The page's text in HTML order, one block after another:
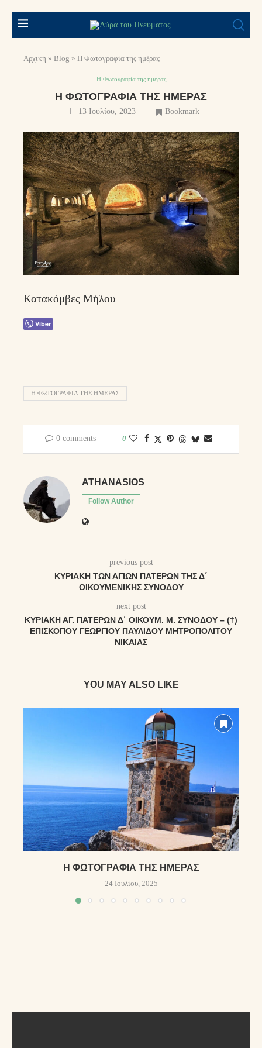
Αρχική » Blog » Η Φωτογραφία της ημέρας
Η Φωτογραφία της ημέρας
Η ΦΩΤΟΓΡΑΦΊΑ ΤΗΣ ΗΜΈΡΑΣ
13 Ιουλίου, 2023 Bookmark
Κατακόμβες Μήλου
Viber
Η ΦΩΤΟΓΡΑΦΊΑ ΤΗΣ ΗΜΈΡΑΣ
0 comments 0
ATHANASIOS
Follow Author
previous post
ΚΥΡΙΑΚΉ ΤΩΝ ΑΓΊΩΝ ΠΑΤΈΡΩΝ ΤΗΣ Δ΄
ΟΙΚΟΥΜΕΝΙΚΉΣ ΣΥΝΌΔΟΥ
next post
ΚΥΡΙΑΚΉ ἉΓ. ΠΑΤΈΡΩΝ Δ΄ ΟἸΚΟΥΜ. Μ. ΣΥΝΌΔΟΥ – (†)
ἘΠΙΣΚΌΠΟΥ ΓΕΩΡΓΊΟΥ ΠΑΥΛΊΔΟΥ ΜΗΤΡΟΠΟΛΊΤΟΥ
ΝΙΚΑΊΑΣ
YOU MAY ALSO LIKE
Η ΦΩΤΟΓΡΑΦΊΑ ΤΗΣ ΗΜΈΡΑΣ
24 Ιουλίου, 2025